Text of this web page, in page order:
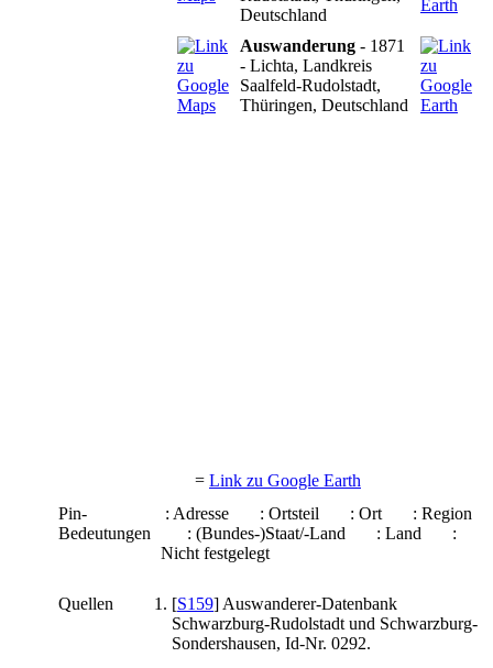
Deutschland
Auswanderung - 1871
- Lichta, Landkreis
Saalfeld-Rudolstadt,
Thüringen, Deutschland
= Link zu Google Earth
Pin-
Bedeutungen
: Adresse : Ortsteil : Ort
: Region
: (Bundes-)Staat/-Land
: Land
:
Nicht festgelegt
Quellen [S159] Auswanderer-Datenbank
Schwarzburg-Rudolstadt und Schwarzburg-
Sondershausen, Id-Nr. 0292.